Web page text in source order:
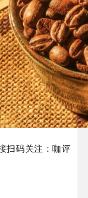
扫码关注：咖评